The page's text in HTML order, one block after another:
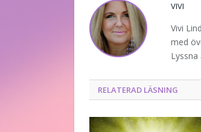
VIVI
Vivi
med
RELATERAD LÄSNING